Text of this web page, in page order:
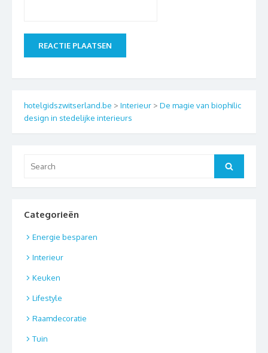
hotelgidszwitserland.be > Interieur > De magie van biophilic
design in stedelijke interieurs
for:
Search
Categorieën
Energie besparen
Interieur
Keuken
Lifestyle
Raamdecoratie
Tuin